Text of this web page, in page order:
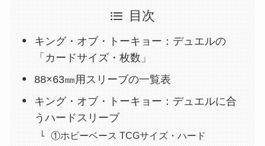
目次
キング・オブ・トーキョー：デュエルの
「カードサイズ・枚数」
88×63㎜用スリーブの一覧表
キング・オブ・トーキョー：デュエルに合
うハードスリーブ
①ホビーベース TCGサイズ・ハード